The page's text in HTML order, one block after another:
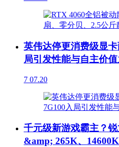
英伟达停更消费级显
局引发性能与自主价
7 07.20
千元级新游戏霸主？
&amp; 265K、